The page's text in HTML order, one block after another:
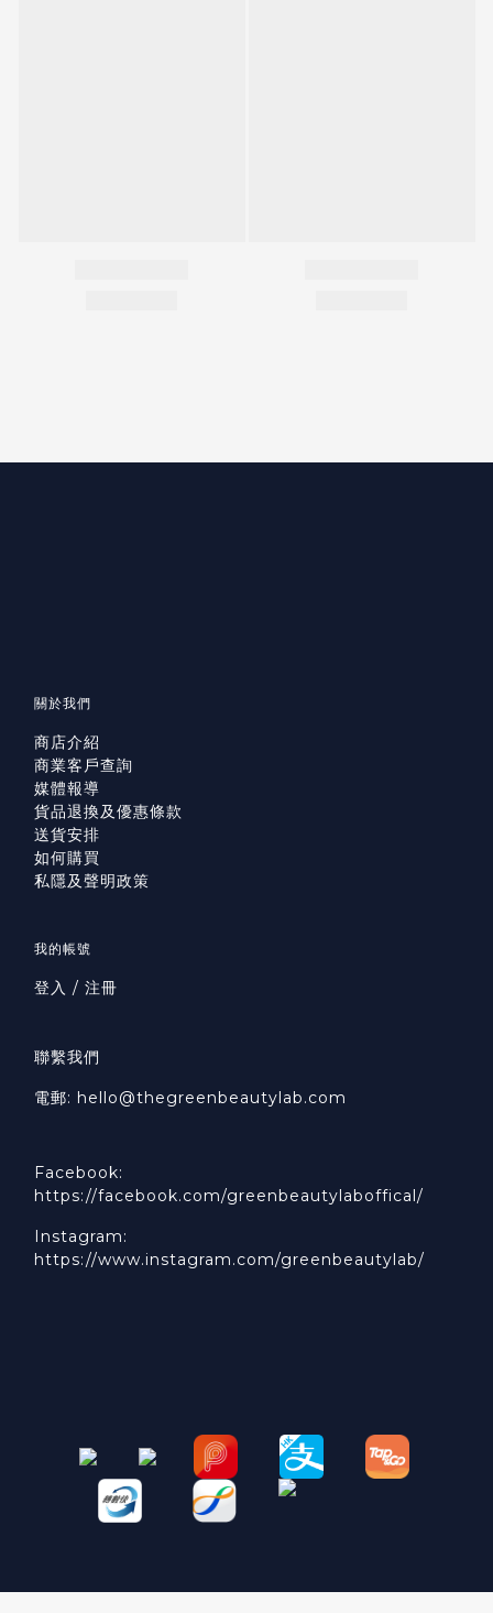
關於我們
商店介紹
商業客戶查詢
媒體報導
貨品退換及優惠條款
送貨安排
如何購買
私隱及聲明政策
我的帳號
登入 / 注冊
聯繫我們
電郵: hello@thegreenbeautylab.com
Facebook:
https://facebook.com/greenbeautylaboffical/
Instagram:
https://www.instagram.com/greenbeautylab/